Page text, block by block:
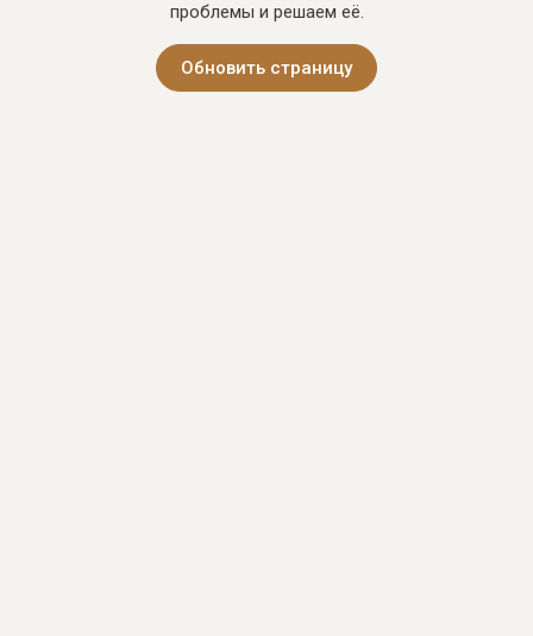
проблемы и решаем её.
Обновить страницу